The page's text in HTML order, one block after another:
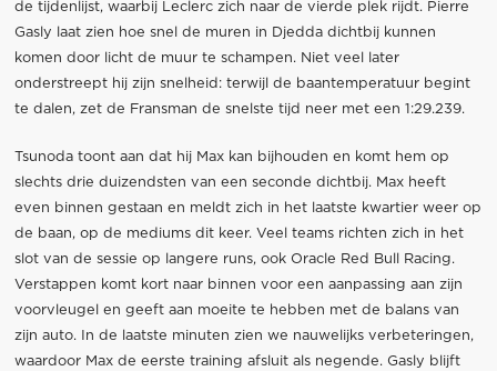
de tijdenlijst, waarbij Leclerc zich naar de vierde plek rijdt. Pierre
Gasly laat zien hoe snel de muren in Djedda dichtbij kunnen
komen door licht de muur te schampen. Niet veel later
onderstreept hij zijn snelheid: terwijl de baantemperatuur begint
te dalen, zet de Fransman de snelste tijd neer met een 1:29.239.
Tsunoda toont aan dat hij Max kan bijhouden en komt hem op
slechts drie duizendsten van een seconde dichtbij. Max heeft
even binnen gestaan en meldt zich in het laatste kwartier weer op
de baan, op de mediums dit keer. Veel teams richten zich in het
slot van de sessie op langere runs, ook Oracle Red Bull Racing.
Verstappen komt kort naar binnen voor een aanpassing aan zijn
voorvleugel en geeft aan moeite te hebben met de balans van
zijn auto. In de laatste minuten zien we nauwelijks verbeteringen,
waardoor Max de eerste training afsluit als negende. Gasly blijft